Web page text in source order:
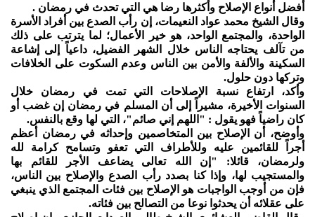
أفضل أنواع الإصلاح وأكثرها رضا هي التي تحدث في رمضان .
وقال الشيخ محمد عواد النعيمات، إن رأب الصدع بين أفراد الأسرة
الواحدة، والمجتمع الواحد، هو خير الأعمال؛ لما يترتب على ذلك
من تآلف يحتاجه الناس خلال الشهر الفضيل، داعياً إلى إشاعة
السكينة والألفة والأمن بين الناس وعدم السكوت على الخلافات
وتركها دون حلول.
وأكد، ارتفاع نسبة الإصلاحات التي تمت في رمضان خلال
السنوات الأخيرة، مشيراً إلى أن المسلم في رمضان إن غضب أو
كان راضياً فهو يقول : "اللهم إني صائم"، التي لها وقع بالنفس.
وأوضح، أن الإصلاح بين المتخاصمين وإحداثه في رمضان أعظم
أجراً للقائمين عليه وللأطراف التي تعفو وتسامح كرامة لله
ولرمضان، قائلا: "إن الله تعالى يضاعف الأجر للقائم بها
والمستجيب لها، وإذا كنا بصدد رأب الصدع والإصلاح بين الناس،
فإن من أوجب الواجبات هو الإصلاح بين فئات المجتمع الذي ينبغي
على عقلائه أن يحدثوا نوعا من التصالح بين فئاته.